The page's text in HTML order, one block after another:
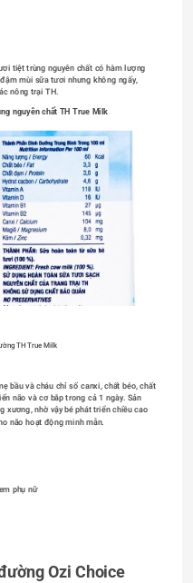
tiệt trùng nguyên chất có hàm lượng
mùi sữa tươi nhưng không ngấy,
nông trại TH.
nguyên chất TH True Milk
TH True Milk
bầu và cháu chỉ số canxi, chất béo, chất
não và cơ bắp trong cả 1 ngày. Sản
xương, nhờ vậy bé phát triển chiều cao
não hoạt động minh mẫn.
phụ nữ
Ozi Choice